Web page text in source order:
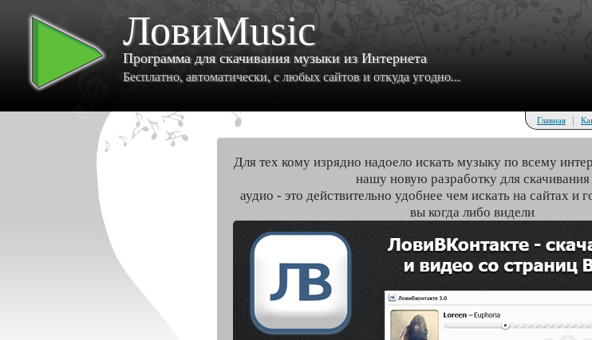
ЛовиMusic
Программа для скачивания музыки из Интернета
Бесплатно, автоматически, с любых сайтов и откуда угодно...
Главная |
Для тех кому изрядно надоело искать музыку по всему
нашу новую разработку для скачивания
аудио - это действительно удобнее чем искать на сайтах и
вы когда либо видели